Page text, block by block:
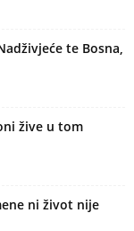
te Bosna,
žive u tom
ni život nije